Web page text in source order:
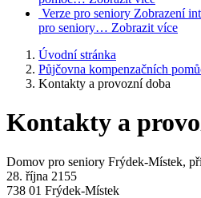
Verze pro seniory Zobrazení
pro seniory… Zobrazit více
Úvodní stránka
Půjčovna kompenzačních
Kontakty a provozní doba
Kontakty a
Domov pro seniory Frýdek-Místek,
28. října 2155
738 01 Frýdek-Místek